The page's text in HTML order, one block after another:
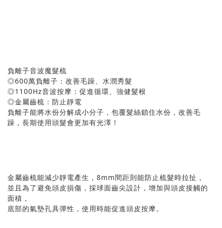
負離子音波魔髮梳
◎600萬負離子：改善毛躁、水潤秀髮
◎1100Hz音波按摩：促進循環、強健髮根
◎金屬齒梳：防止靜電
負離子能將水份分解成小分子，包覆髮絲鎖住水份，改善毛
躁，長期使用頭髮會更加有光澤！
金屬齒梳能減少靜電產生，8mm間距則能防止梳髮時拉扯，
並且為了避免頭皮損傷，採球面齒尖設計，增加與頭皮接觸的
面積，
底部的氣墊孔具彈性，使用時能促進頭皮按摩。